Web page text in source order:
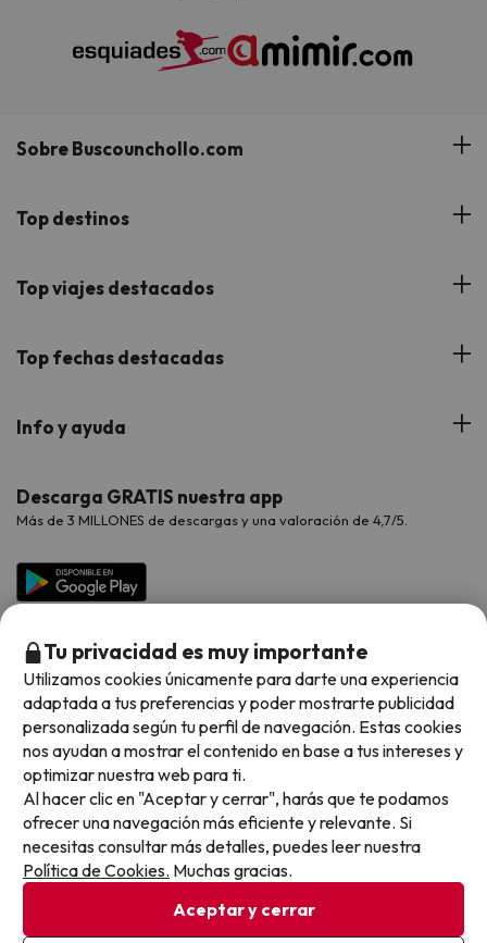
Sobre Buscounchollo.com
¿Quiénes somos?
Buscounchollo en los medios
Proveedores
Viajes para grupos
Top destinos
Hoteles Andalucía
Hoteles Cataluña
Hoteles Galicia
Hoteles Salou
Top viajes destacados
Viajes con Niños
Viajes de Novios
Chollos con Todo Incluido
Chollos en la playa
Hoteles con toboganes
Selección de la Newsletter
Los favoritos de nuestros clientes
Top fechas destacadas
Verano
Vacaciones en Agosto
Vacaciones en Octubre
Vacaciones en Noviembre
Info y ayuda
Contáctanos
Preguntas frecuentes
Descarga GRATIS nuestra app
Más de 3 MILLONES de descargas y una valoración de 4,7/5.
Métodos de pago disponibles
Condiciones generales
Política de cookies
Tu privacidad es muy importante
Utilizamos cookies únicamente para darte una experiencia
adaptada a tus preferencias y poder mostrarte publicidad
personalizada según tu perfil de navegación. Estas cookies
nos ayudan a mostrar el contenido en base a tus intereses y
optimizar nuestra web para ti.
Al hacer clic en "Aceptar y cerrar", harás que te podamos
ofrecer una navegación más eficiente y relevante. Si
necesitas consultar más detalles, puedes leer nuestra
Política de Cookies. Muchas gracias.
Aceptar y cerrar